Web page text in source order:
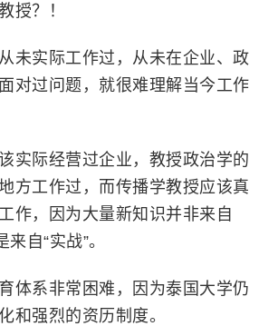
授？！
未实际工作过，从未在企业、政
对过问题，就很难理解当今工作
实际经营过企业，教授政治学的
方工作过，而传播学教授应该真
作，因为大量新知识并非来自
自“实战”。
体系非常困难，因为泰国大学仍
和强烈的资历制度。